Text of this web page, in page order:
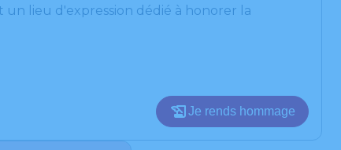
un lieu d'expression dédié à honorer la
Je rends hommage